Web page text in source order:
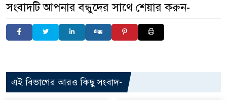
সংবাদটি আপনার বন্ধুদের সাথে শেয়ার করুন-
এই বিভাগের আরও কিছু সংবাদ-